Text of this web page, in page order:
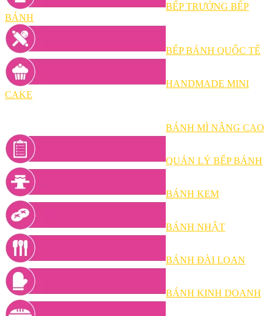
BẾP TRƯỞNG BẾP
BÁNH
BẾP BÁNH QUỐC TẾ
HANDMADE MINI
CAKE
BÁNH MÌ NÂNG CAO
QUẢN LÝ BẾP BÁNH
BÁNH KEM
BÁNH NHẬT
BÁNH ĐÀI LOAN
BÁNH KINH DOANH